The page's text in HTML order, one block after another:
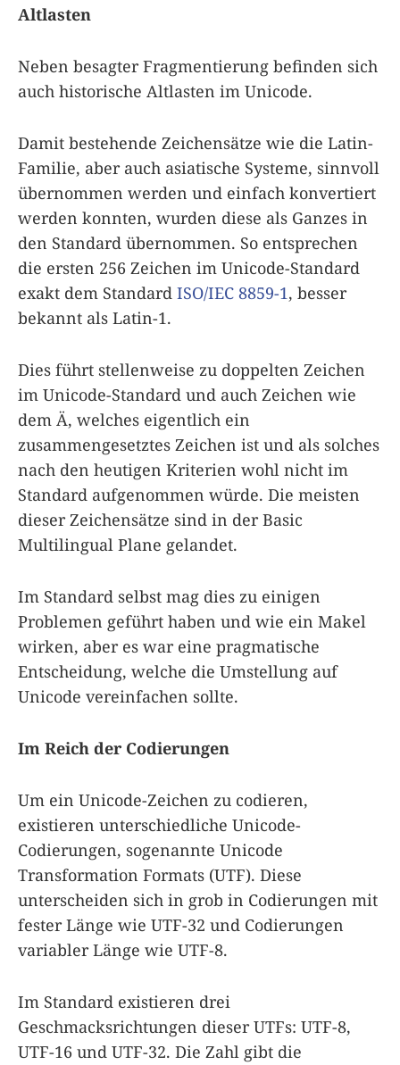
Altlasten
Neben besagter Fragmentierung befinden sich
auch historische Altlasten im Unicode.
Damit bestehende Zeichensätze wie die Latin-
Familie, aber auch asiatische Systeme, sinnvoll
übernommen werden und einfach konvertiert
werden konnten, wurden diese als Ganzes in
den Standard übernommen. So entsprechen
die ersten 256 Zeichen im Unicode-Standard
exakt dem Standard ISO/IEC 8859-1, besser
bekannt als Latin-1.
Dies führt stellenweise zu doppelten Zeichen
im Unicode-Standard und auch Zeichen wie
dem Ä, welches eigentlich ein
zusammengesetztes Zeichen ist und als solches
nach den heutigen Kriterien wohl nicht im
Standard aufgenommen würde. Die meisten
dieser Zeichensätze sind in der Basic
Multilingual Plane gelandet.
Im Standard selbst mag dies zu einigen
Problemen geführt haben und wie ein Makel
wirken, aber es war eine pragmatische
Entscheidung, welche die Umstellung auf
Unicode vereinfachen sollte.
Im Reich der Codierungen
Um ein Unicode-Zeichen zu codieren,
existieren unterschiedliche Unicode-
Codierungen, sogenannte Unicode
Transformation Formats (UTF). Diese
unterscheiden sich in grob in Codierungen mit
fester Länge wie UTF-32 und Codierungen
variabler Länge wie UTF-8.
Im Standard existieren drei
Geschmacksrichtungen dieser UTFs: UTF-8,
UTF-16 und UTF-32. Die Zahl gibt die